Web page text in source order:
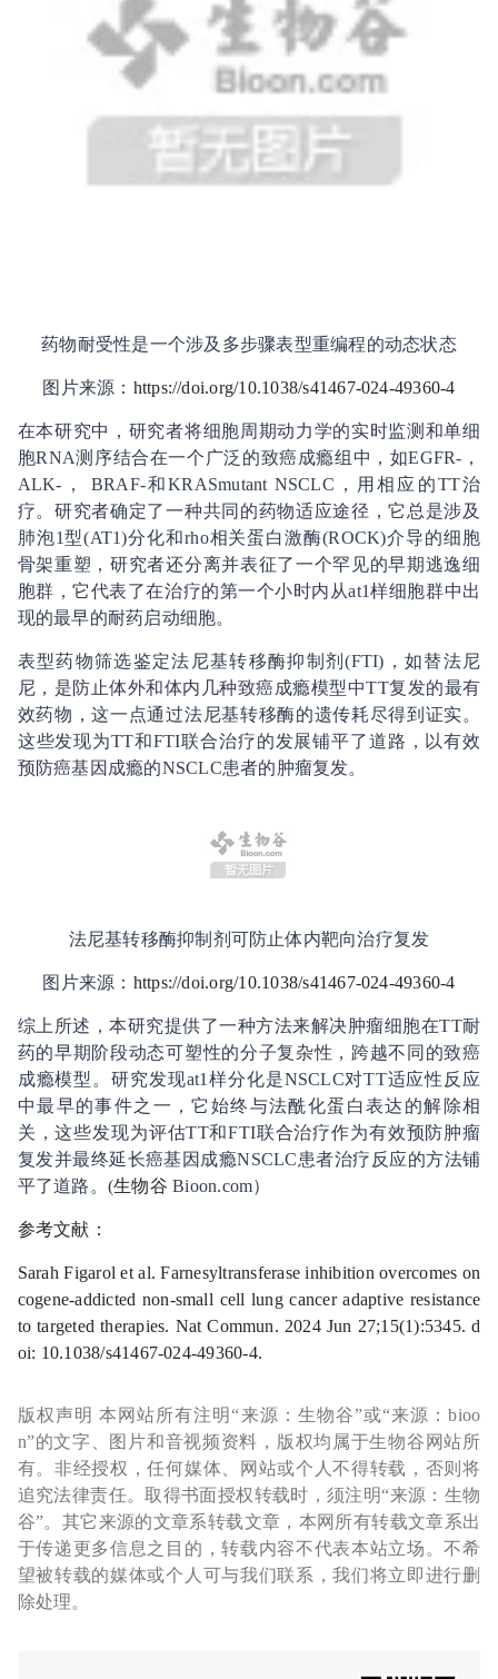
药物耐受性是一个涉及多步骤表型重编程的动态状态
图片来源： https://doi.org/10.1038/s41467-024-49360-4
在本研究中，研究者将细胞周期动力学的实时监测和单细
胞RNA测序结合在一个广泛的致癌成瘾组中，如EGFR-，
ALK-， BRAF-和KRASmutant NSCLC，用相应的TT治
疗。研究者确定了一种共同的药物适应途径，它总是涉及
肺泡1型(AT1)分化和rho相关蛋白激酶(ROCK)介导的细胞
骨架重塑，研究者还分离并表征了一个罕见的早期逃逸细
胞群，它代表了在治疗的第一个小时内从at1样细胞群中出
现的最早的耐药启动细胞。
表型药物筛选鉴定法尼基转移酶抑制剂(FTI)，如替法尼
尼，是防止体外和体内几种致癌成瘾模型中TT复发的最有
效药物，这一点通过法尼基转移酶的遗传耗尽得到证实。
这些发现为TT和FTI联合治疗的发展铺平了道路，以有效
预防癌基因成瘾的NSCLC患者的肿瘤复发。
法尼基转移酶抑制剂可防止体内靶向治疗复发
图片来源： https://doi.org/10.1038/s41467-024-49360-4
综上所述，本研究提供了一种方法来解决肿瘤细胞在TT耐
药的早期阶段动态可塑性的分子复杂性，跨越不同的致癌
成瘾模型。研究发现at1样分化是NSCLC对TT适应性反应
中最早的事件之一，它始终与法酰化蛋白表达的解除相
关，这些发现为评估TT和FTI联合治疗作为有效预防肿瘤
复发并最终延长癌基因成瘾NSCLC患者治疗反应的方法铺
平了道路。(生物谷 Bioon.com）
参考文献：
Sarah Figarol et al. Farnesyltransferase inhibition overcomes on
cogene-addicted non-small cell lung cancer adaptive resistance
to targeted therapies. Nat Commun. 2024 Jun 27;15(1):5345. d
oi: 10.1038/s41467-024-49360-4.
版权声明 本网站所有注明“来源：生物谷”或“来源：bioo
n”的文字、图片和音视频资料，版权均属于生物谷网站所
有。非经授权，任何媒体、网站或个人不得转载，否则将
追究法律责任。取得书面授权转载时，须注明“来源：生物
谷”。其它来源的文章系转载文章，本网所有转载文章系出
于传递更多信息之目的，转载内容不代表本站立场。不希
望被转载的媒体或个人可与我们联系，我们将立即进行删
除处理。